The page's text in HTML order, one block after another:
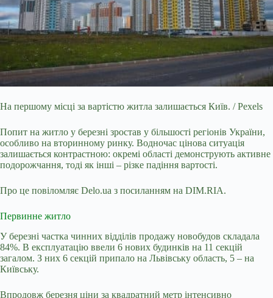
На першому місці за вартістю житла залишається Київ. / Pexels
Попит на житло у березні зростав у більшості регіонів України,
особливо на вторинному ринку. Водночас цінова ситуація
залишається контрастною: окремі області демонструють активне
подорожчання, тоді як інші – різке падіння вартості.
Про це повіломляє Delo.ua з посиланням на DIM.RIA.
Первинне житло
У березні частка чинних відділів продажу новобудов складала
84%. В експлуатацію ввели 6 нових будинків на 11 секцій
загалом. З них 6 секцій припало на Львівську область, 5 – на
Київську.
Впродовж березня ціни за квадратний метр інтенсивно